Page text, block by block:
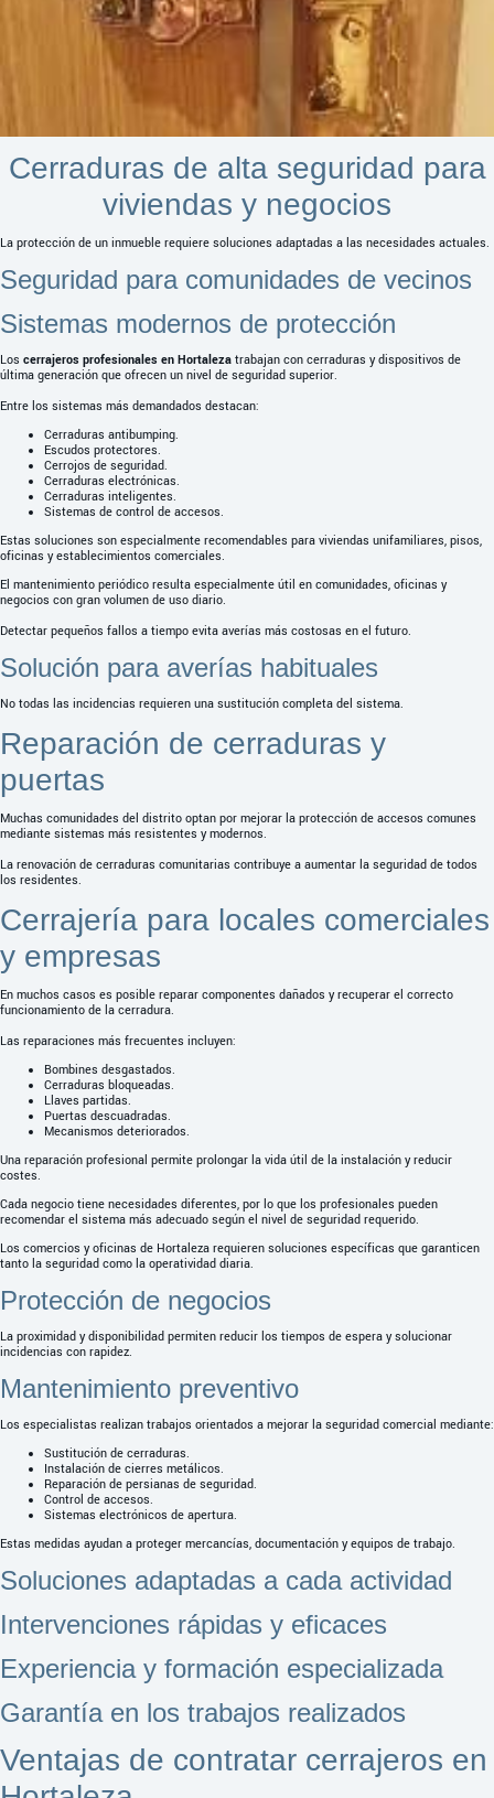
Cerraduras de alta seguridad para
viviendas y negocios
La protección de un inmueble requiere soluciones adaptadas a las necesidades actuales.
Seguridad para comunidades de vecinos
Sistemas modernos de protección
Los cerrajeros profesionales en Hortaleza trabajan con cerraduras y dispositivos de
última generación que ofrecen un nivel de seguridad superior.
Entre los sistemas más demandados destacan:
Cerraduras antibumping.
Escudos protectores.
Cerrojos de seguridad.
Cerraduras electrónicas.
Cerraduras inteligentes.
Sistemas de control de accesos.
Estas soluciones son especialmente recomendables para viviendas unifamiliares, pisos,
oficinas y establecimientos comerciales.
El mantenimiento periódico resulta especialmente útil en comunidades, oficinas y
negocios con gran volumen de uso diario.
Detectar pequeños fallos a tiempo evita averías más costosas en el futuro.
Solución para averías habituales
No todas las incidencias requieren una sustitución completa del sistema.
Reparación de cerraduras y
puertas
Muchas comunidades del distrito optan por mejorar la protección de accesos comunes
mediante sistemas más resistentes y modernos.
La renovación de cerraduras comunitarias contribuye a aumentar la seguridad de todos
los residentes.
Cerrajería para locales comerciales
y empresas
En muchos casos es posible reparar componentes dañados y recuperar el correcto
funcionamiento de la cerradura.
Las reparaciones más frecuentes incluyen:
Bombines desgastados.
Cerraduras bloqueadas.
Llaves partidas.
Puertas descuadradas.
Mecanismos deteriorados.
Una reparación profesional permite prolongar la vida útil de la instalación y reducir
costes.
Cada negocio tiene necesidades diferentes, por lo que los profesionales pueden
recomendar el sistema más adecuado según el nivel de seguridad requerido.
Los comercios y oficinas de Hortaleza requieren soluciones específicas que garanticen
tanto la seguridad como la operatividad diaria.
Protección de negocios
La proximidad y disponibilidad permiten reducir los tiempos de espera y solucionar
incidencias con rapidez.
Mantenimiento preventivo
Los especialistas realizan trabajos orientados a mejorar la seguridad comercial mediante:
Sustitución de cerraduras.
Instalación de cierres metálicos.
Reparación de persianas de seguridad.
Control de accesos.
Sistemas electrónicos de apertura.
Estas medidas ayudan a proteger mercancías, documentación y equipos de trabajo.
Soluciones adaptadas a cada actividad
Intervenciones rápidas y eficaces
Experiencia y formación especializada
Garantía en los trabajos realizados
Ventajas de contratar cerrajeros en